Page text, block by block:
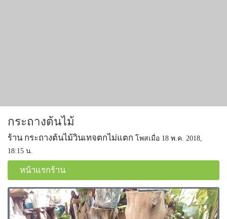
กระถางต้นไม้
ร้าน กระถางต้นไม้วินเทจตกไม่แตก โพสเมื่อ 18 พ.ค. 2018,
18:15 น.
หน้าแรกร้าน